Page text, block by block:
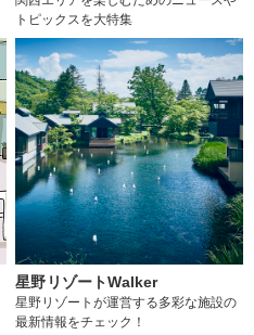
トピックスを大特集
星野リゾートWalker
星野リゾートが運営する多彩な施設の
最新情報をチェック！